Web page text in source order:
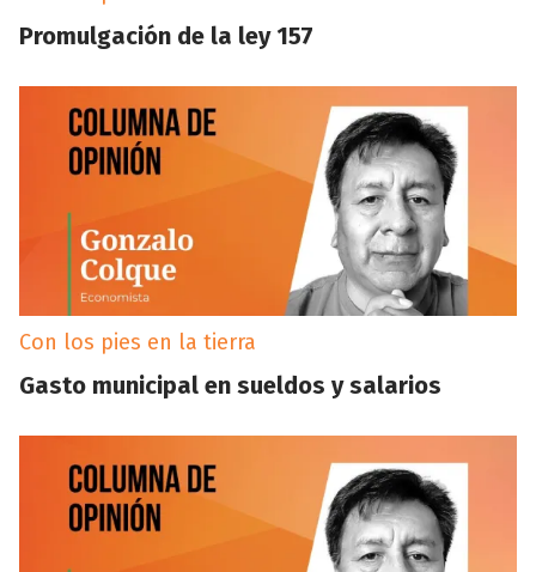
Promulgación de la ley 157
Con los pies en la tierra
Gasto municipal en sueldos y salarios